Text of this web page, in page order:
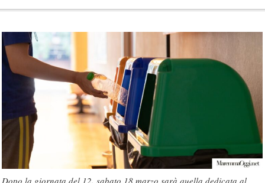
Dopo la giornata del 12, sabato 18 marzo sarà quella dedicata al